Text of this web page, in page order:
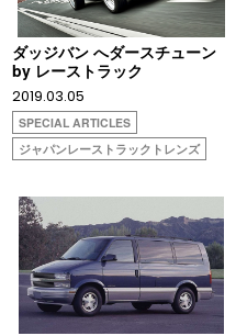
ダッジバン へダースチューン
by レーストラック
2019.03.05
SPECIAL ARTICLES
ジャパンレーストラックトレンズ